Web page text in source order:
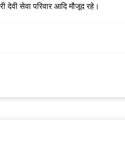
देवी सेवा परिवार आदि मौजूद रहे।